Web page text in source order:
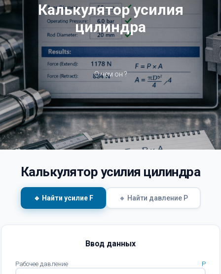
Калькулятор усилия
цилиндра
О чем он ?
Калькулятор усилия цилиндра
🔹 Найти усилие F 🔸 Найти давление P
Ввод данных
Рабочее давление P